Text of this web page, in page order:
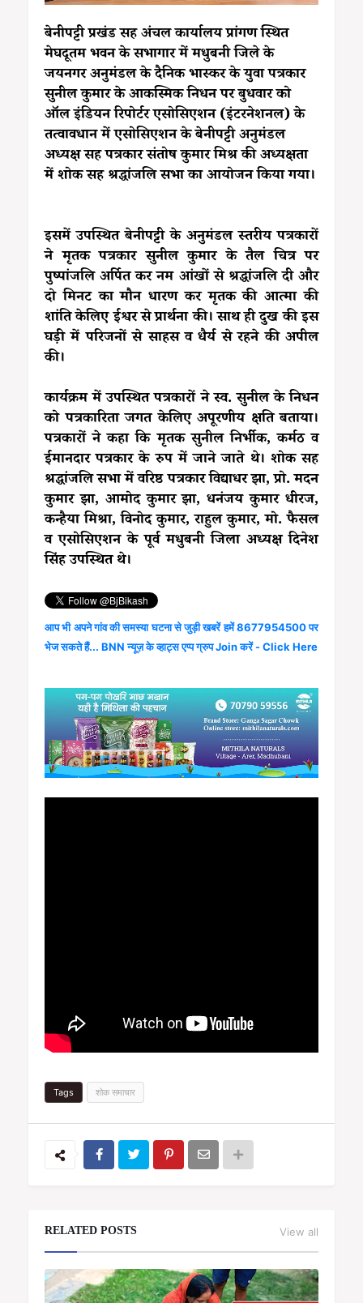
बेनीपट्टी प्रखंड सह अंचल कार्यालय प्रांगण स्थित
मेघदूतम भवन के सभागार में मधुबनी जिले के
जयनगर अनुमंडल के दैनिक भास्कर के युवा पत्रकार
सुनील कुमार के आकस्मिक निधन पर बुधवार को
ऑल इंडियन रिपोर्टर एसोसिएशन (इंटरनेशनल) के
तत्वावधान में एसोसिएशन के बेनीपट्टी अनुमंडल
अध्यक्ष सह पत्रकार संतोष कुमार मिश्र की अध्यक्षता
में शोक सह श्रद्धांजलि सभा का आयोजन किया गया।
इसमें उपस्थित बेनीपट्टी के अनुमंडल स्तरीय पत्रकारों
ने मृतक पत्रकार सुनील कुमार के तैल चित्र पर
पुष्पांजलि अर्पित कर नम आंखों से श्रद्धांजलि दी और
दो मिनट का मौन धारण कर मृतक की आत्मा की
शांति केलिए ईश्वर से प्रार्थना की। साथ ही दुख की इस
घड़ी में परिजनों से साहस व धैर्य से रहने की अपील
की।
कार्यक्रम में उपस्थित पत्रकारों ने स्व. सुनील के निधन
को पत्रकारिता जगत केलिए अपूरणीय क्षति बताया।
पत्रकारों ने कहा कि मृतक सुनील निर्भीक, कर्मठ व
ईमानदार पत्रकार के रुप में जाने जाते थे। शोक सह
श्रद्धांजलि सभा में वरिष्ठ पत्रकार विद्याधर झा, प्रो. मदन
कुमार झा, आमोद कुमार झा, धनंजय कुमार धीरज,
कन्हैया मिश्रा, विनोद कुमार, राहुल कुमार, मो. फैसल
व एसोसिएशन के पूर्व मधुबनी जिला अध्यक्ष दिनेश
सिंह उपस्थित थे।
आप भी अपने गांव की समस्या घटना से जुड़ी खबरें हमें 8677954500 पर
भेज सकते हैं... BNN न्यूज़ के व्हाट्स एप्प ग्रुप Join करें - Click Here
Tags शोक समाचार
RELATED POSTS View all